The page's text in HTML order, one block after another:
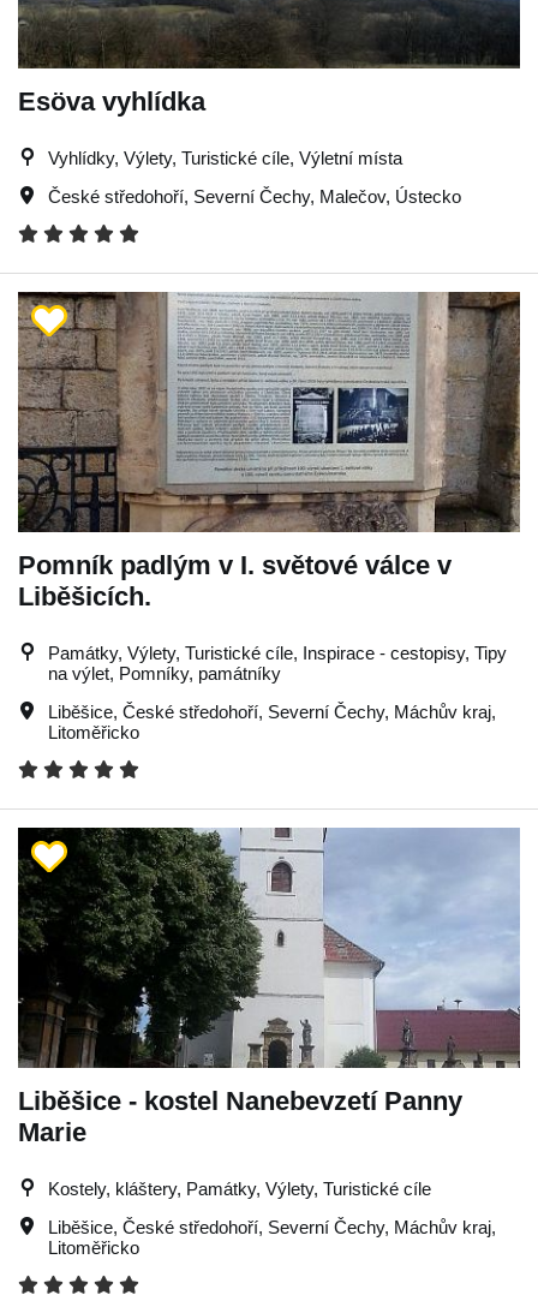
Esöva vyhlídka
Vyhlídky, Výlety, Turistické cíle, Výletní místa
České středohoří, Severní Čechy, Malečov, Ústecko
Pomník padlým v I. světové válce v
Liběšicích.
Památky, Výlety, Turistické cíle, Inspirace - cestopisy, Tipy
na výlet, Pomníky, památníky
Liběšice, České středohoří, Severní Čechy, Máchův kraj,
Litoměřicko
Liběšice - kostel Nanebevzetí Panny
Marie
Kostely, kláštery, Památky, Výlety, Turistické cíle
Liběšice, České středohoří, Severní Čechy, Máchův kraj,
Litoměřicko